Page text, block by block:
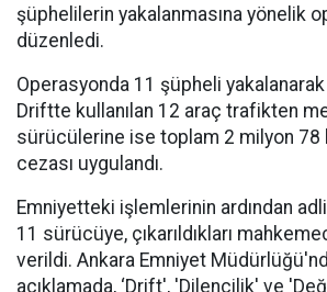
şüphelilerin yakalanmasına yönelik
düzenledi.
Operasyonda 11 şüpheli yakalanarak
Driftte kullanılan 12 araç trafikten
sürücülerine ise toplam 2 milyon 78
cezası uygulandı.
Emniyetteki işlemlerinin ardından
11 sürücüye, çıkarıldıkları
verildi. Ankara Emniyet
açıklamada, ‘Drift', 'Dilencilik' ve